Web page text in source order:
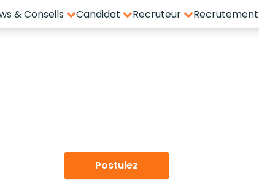
& Conseils Candidat Recruteur
Postulez